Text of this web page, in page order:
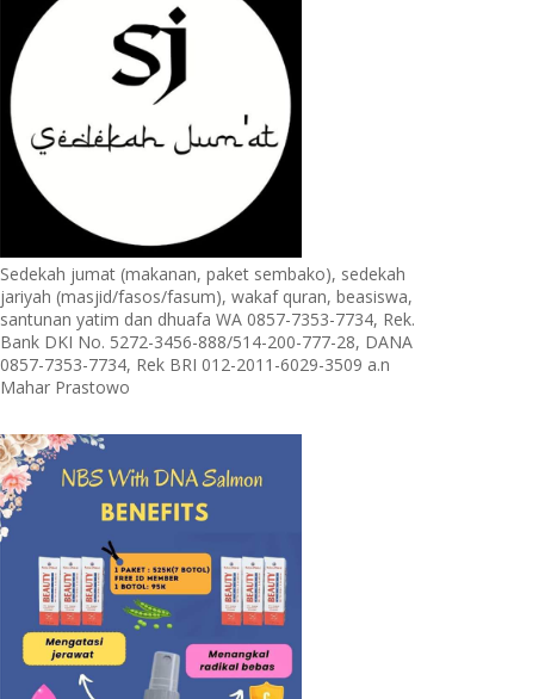
Sedekah jumat (makanan, paket sembako), sedekah
jariyah (masjid/fasos/fasum), wakaf quran, beasiswa,
santunan yatim dan dhuafa WA 0857-7353-7734, Rek.
Bank DKI No. 5272-3456-888/514-200-777-28, DANA
0857-7353-7734, Rek BRI 012-2011-6029-3509 a.n
Mahar Prastowo